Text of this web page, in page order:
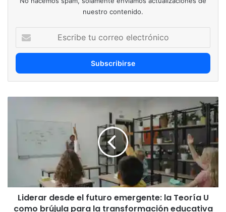
nuestro contenido.
correo
emergente:
como
brújula
para
Liderar desde el futuro emergente: la Teoría U
como brújula para la transformación educativa